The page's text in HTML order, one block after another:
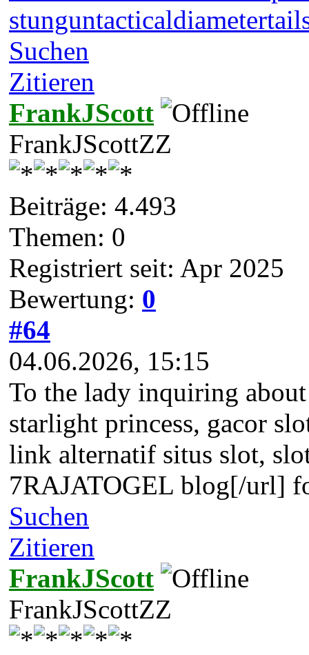
stunguntacticaldiameter
Suchen
Zitieren
FrankJScott
FrankJScottZZ
Beiträge: 4.493
Themen: 0
Registriert seit: Apr 2025
Bewertung: 0
#64
04.06.2026, 15:15
To the lady inquiring
starlight princess, gacor
link alternatif situs slot,
7RAJATOGEL blog[/url]
Suchen
Zitieren
FrankJScott
FrankJScottZZ